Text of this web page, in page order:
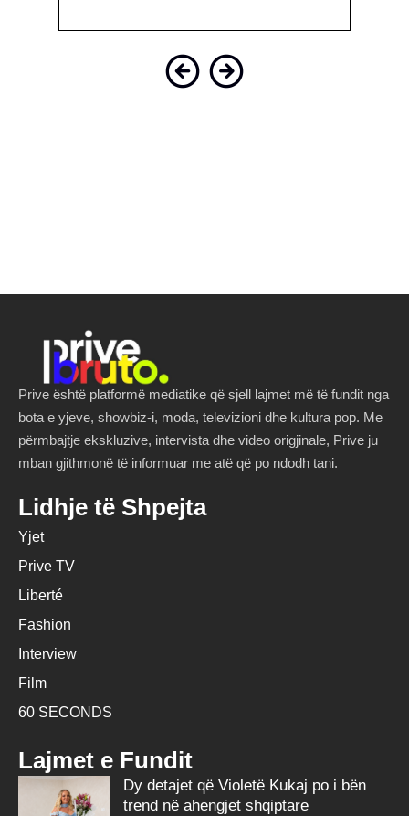
Prive është platformë mediatike që sjell lajmet më të fundit nga
bota e yjeve, showbiz-i, moda, televizioni dhe kultura pop. Me
përmbajtje ekskluzive, intervista dhe video origjinale, Prive ju
mban gjithmonë të informuar me atë që po ndodh tani.
Lidhje të Shpejta
Yjet
Prive TV
Liberté
Fashion
Interview
Film
60 SECONDS
Lajmet e Fundit
Dy detajet që Violetë Kukaj po i bën
trend në ahengjet shqiptare